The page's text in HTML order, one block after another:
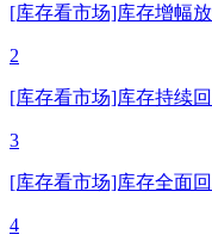
[库存看市场]库存增幅
2
[库存看市场]库存持续
3
[库存看市场]库存全面
4